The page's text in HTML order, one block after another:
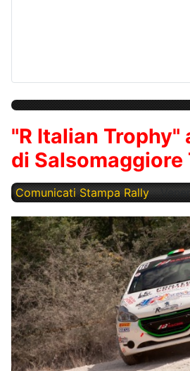
"R Italian Trophy"
di Salsomaggiore
Comunicati Stampa Rally